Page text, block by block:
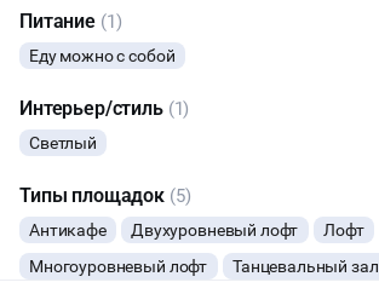
Питание (1)
Еду можно с собой
Интерьер/стиль (1)
Светлый
Типы площадок (5)
Антикафе Двухуровневый лофт
Лофт
Многоуровневый лофт
Танцевальный зал
ДИСКОТЕКА
СЕМИНАРЫ
ТАНЦЫ